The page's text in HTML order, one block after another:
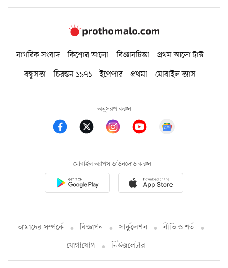
নাগরিক সংবাদ কিশোর আলো বিজ্ঞানচিন্তা
প্রথম আলো ট্রাস্ট
বন্ধুসভা
চিরন্তন ১৯৭১ ইপেপার প্রথমা মোবাইল ভ্যাস
অনুসরণ করুন
মোবাইল অ্যাপস ডাউনলোড করুন
আমাদের সম্পর্কে বিজ্ঞাপন সার্কুলেশন
নীতি ও শর্ত
যোগাযোগ
নিউজলেটার